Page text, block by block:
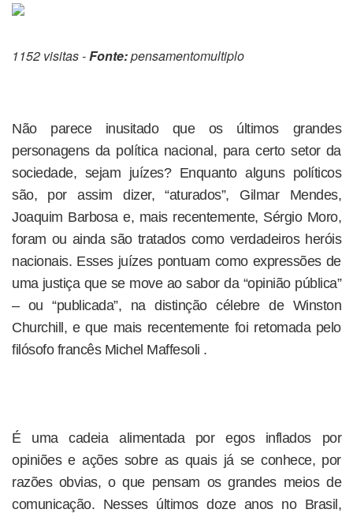
1152 visitas -Fonte:pensamentomultiplo
Não parece inusitado que os últimos grandes
personagens da política nacional, para certo setor da
sociedade, sejam juízes? Enquanto alguns políticos
são, por assim dizer, “aturados”, Gilmar Mendes,
Joaquim Barbosa e, mais recentemente, Sérgio Moro,
foram ou ainda são tratados como verdadeiros heróis
nacionais. Esses juízes pontuam como expressões de
uma justiça que se move ao sabor da “opinião pública”
– ou “publicada”, na distinção célebre de Winston
Churchill, e que mais recentemente foi retomada pelo
filósofo francês Michel Maffesoli .
É uma cadeia alimentada por egos inflados por
opiniões e ações sobre as quais já se conhece, por
razões obvias, o que pensam os grandes meios de
comunicação. Nesses últimos doze anos no Brasil,